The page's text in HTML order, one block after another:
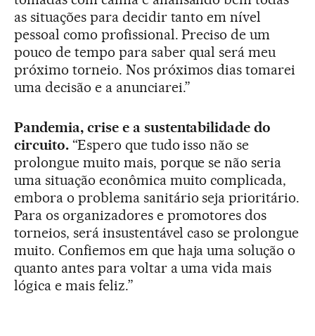
as situações para decidir tanto em nível
pessoal como profissional. Preciso de um
pouco de tempo para saber qual será meu
próximo torneio. Nos próximos dias tomarei
uma decisão e a anunciarei.”
Pandemia, crise e a sustentabilidade do
circuito. “Espero que tudo isso não se
prolongue muito mais, porque se não seria
uma situação econômica muito complicada,
embora o problema sanitário seja prioritário.
Para os organizadores e promotores dos
torneios, será insustentável caso se prolongue
muito. Confiemos em que haja uma solução o
quanto antes para voltar a uma vida mais
lógica e mais feliz.”